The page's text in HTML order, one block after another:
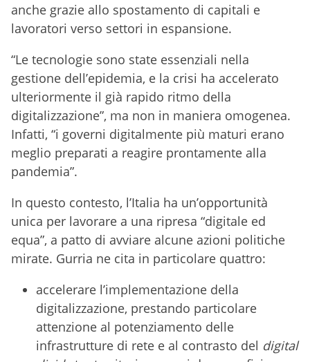
anche grazie allo spostamento di capitali e
lavoratori verso settori in espansione.
“Le tecnologie sono state essenziali nella
gestione dell’epidemia, e la crisi ha accelerato
ulteriormente il già rapido ritmo della
digitalizzazione”, ma non in maniera omogenea.
Infatti, “i governi digitalmente più maturi erano
meglio preparati a reagire prontamente alla
pandemia”.
In questo contesto, l’Italia ha un’opportunità
unica per lavorare a una ripresa “digitale ed
equa”, a patto di avviare alcune azioni politiche
mirate. Gurria ne cita in particolare quattro:
accelerare l’implementazione della
digitalizzazione, prestando particolare
attenzione al potenziamento delle
infrastrutture di rete e al contrasto del digital